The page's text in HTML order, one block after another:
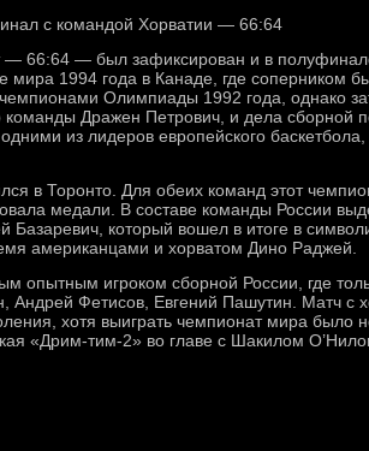
с командой Хорватии — 66:64
— 66:64 — был зафиксирован и в
мира 1994 года в Канаде, где соперником
Олимпиады 1992 года, однако
команды Дражен Петрович, и дела сборной
из лидеров европейского
в Торонто. Для обеих команд этот
медали. В составе команды России
Базаревич, который вошел в итоге в
американцами и хорватом Дино Раджей.
опытным игроком сборной России, где
Андрей Фетисов, Евгений Пашутин. Матч с
хотя выиграть чемпионат мира было
«Дрим-тим-2» во главе с Шакилом